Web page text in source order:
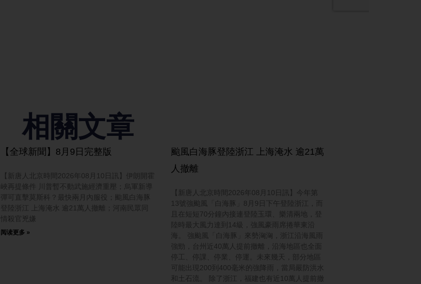
相關文章
【全球新聞】8月9日完整版
【新唐人北京時間2026年08月10日訊】伊朗開霍
峽再提條件 川普暫不動武施經濟重壓；烏軍新導
彈可直擊莫斯科？最快兩月內服役；颱風白海豚
登陸浙江 上海淹水 逾21萬人撤離；河南民眾同
情殺官兇嫌
阅读更多 »
颱風白海豚登陸浙江 上海淹水 逾21萬
人撤離
【新唐人北京時間2026年08月10日訊】今年第
13號強颱風「白海豚」8月9日下午登陸浙江，而
且在短短70分鐘內接連登陸玉環、樂清兩地，登
陸時最大風力達到14級，強風豪雨席捲華東沿
海。 強颱風「白海豚」來勢洶洶，浙江沿海風雨
強勁，台州近40萬人提前撤離，沿海地區也全面
停工、停課、停業、停運。未來幾天，部分地區
可能出現200到400毫米的強降雨，當局嚴防洪水
和土石流。 除了浙江，福建也有近10萬人提前撤